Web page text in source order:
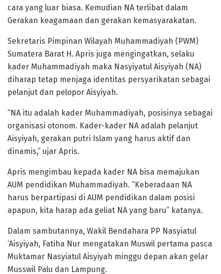
cara yang luar biasa. Kemudian NA terlibat dalam
Gerakan keagamaan dan gerakan kemasyarakatan.
Sekretaris Pimpinan Wilayah Muhammadiyah (PWM)
Sumatera Barat H. Apris juga mengingatkan, selaku
kader Muhammadiyah maka Nasyiyatul Aisyiyah (NA)
diharap tetap menjaga identitas persyarikatan sebagai
pelanjut dan pelopor Aisyiyah.
“NA itu adalah kader Muhammadiyah, posisinya sebagai
organisasi otonom. Kader-kader NA adalah pelanjut
Aisyiyah, gerakan putri Islam yang harus aktif dan
dinamis,” ujar Apris.
Apris mengimbau kepada kader NA bisa memajukan
AUM pendidikan Muhammadiyah. “Keberadaan NA
harus berpartipasi di AUM pendidikan dalam posisi
apapun, kita harap ada geliat NA yang baru” katanya.
Dalam sambutannya, Wakil Bendahara PP Nasyiatul
‘Aisyiyah, Fatiha Nur mengatakan Muswil pertama pasca
Muktamar Nasyiatul Aisyiyah minggu depan akan gelar
Musswil Palu dan Lampung.